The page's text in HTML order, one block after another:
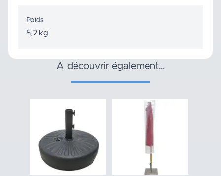
Poids
5,2 kg
a découvrir également…